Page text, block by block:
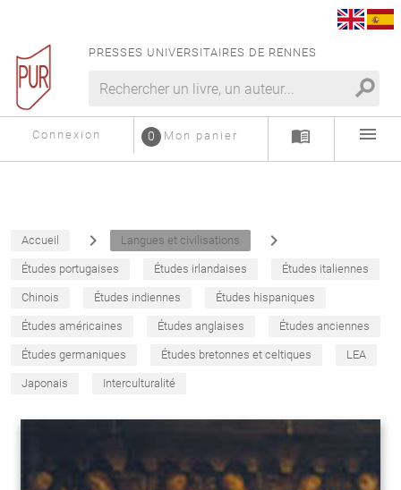
PRESSES UNIVERSITAIRES DE RENNES
search
Connexion Mon panier
0 menu_book menu
Accueil navigate_next Langues et civilisations navigate_next
Études portugaises Études irlandaises Études italiennes
Chinois Études indiennes Études hispaniques
Études américaines Études anglaises Études anciennes
Études germaniques Études bretonnes et celtiques LEA
Japonais Interculturalité